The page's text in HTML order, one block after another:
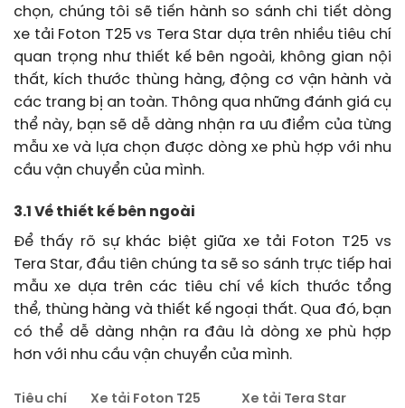
chọn, chúng tôi sẽ tiến hành so sánh chi tiết dòng
xe tải Foton T25 vs Tera Star dựa trên nhiều tiêu chí
quan trọng như thiết kế bên ngoài, không gian nội
thất, kích thước thùng hàng, động cơ vận hành và
các trang bị an toàn. Thông qua những đánh giá cụ
thể này, bạn sẽ dễ dàng nhận ra ưu điểm của từng
mẫu xe và lựa chọn được dòng xe phù hợp với nhu
cầu vận chuyển của mình.
3.1 Về thiết kế bên ngoài
Để thấy rõ sự khác biệt giữa xe tải Foton T25 vs
Tera Star, đầu tiên chúng ta sẽ so sánh trực tiếp hai
mẫu xe dựa trên các tiêu chí về kích thước tổng
thể, thùng hàng và thiết kế ngoại thất. Qua đó, bạn
có thể dễ dàng nhận ra đâu là dòng xe phù hợp
hơn với nhu cầu vận chuyển của mình.
Tiêu chí Xe tải Foton T25 Xe tải Tera Star